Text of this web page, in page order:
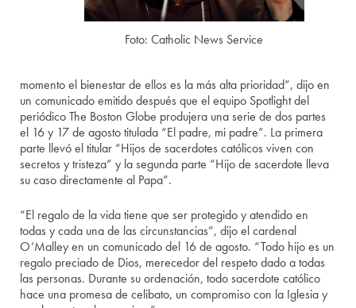
Foto: Catholic News Service
momento el bienestar de ellos es la más alta prioridad”, dijo en
un comunicado emitido después que el equipo Spotlight del
periódico The Boston Globe produjera una serie de dos partes
el 16 y 17 de agosto titulada “El padre, mi padre”. La primera
parte llevó el titular “Hijos de sacerdotes católicos viven con
secretos y tristeza” y la segunda parte “Hijo de sacerdote lleva
su caso directamente al Papa”.
“El regalo de la vida tiene que ser protegido y atendido en
todas y cada una de las circunstancias”, dijo el cardenal
O’Malley en un comunicado del 16 de agosto. “Todo hijo es un
regalo preciado de Dios, merecedor del respeto dado a todas
las personas. Durante su ordenación, todo sacerdote católico
hace una promesa de celibato, un compromiso con la Iglesia y